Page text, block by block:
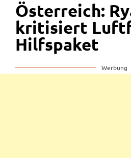
Österreich:
kritisiert
Hilfspaket
Werbung